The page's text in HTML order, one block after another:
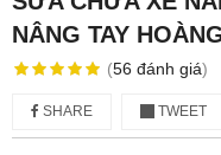
NÂNG TAY
(56 đánh giá)
SHARE TWEET